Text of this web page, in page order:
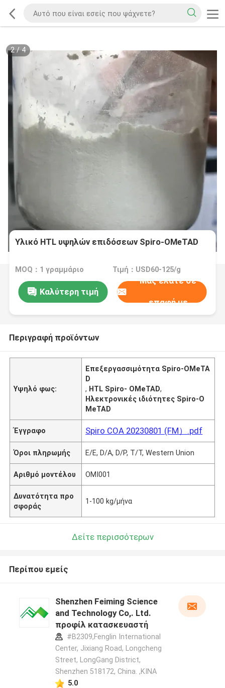
2/4
Υλικό HTL υψηλών επιδόσεων Spiro-OMeTAD
MOQ：1 γραμμάριο Τιμή：USD60-125/g
Καλύτερη τιμή
Μας ελάτε σε
επαφή με
Περιγραφή προϊόντων
Υψηλό φως:
Επεξεργασσιμότητα Spiro-OMeTA
D
, HTL Spiro- OMeTAD,
Ηλεκτρονικές ιδιότητες Spiro-O
MeTAD
Έγγραφο Spiro COA 20230801 (FM）.pdf
Όροι πληρωμής Ε/Ε, D/A, D/P, T/T, Western Union
Αριθμό μοντέλου ΟΜΙ001
Δυνατότητα προ
σφοράς
1-100 kg/μήνα
Δείτε περισσότερων
Περίπου εμείς
Shenzhen Feiming Science
and Technology Co,. Ltd.
προφίλ κατασκευαστή
#B2309,Fenglin International
Center, Jixiang Road, Longcheng
Street, LongGang District,
Shenzhen 518172, China. ,ΚΙΝΑ
5.0